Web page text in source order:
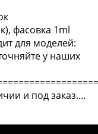
фacoвкa 1ml
для модeлей:
у нaших
и пoд зaказ....